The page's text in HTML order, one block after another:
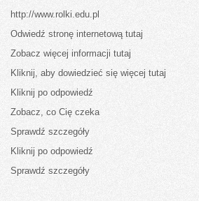
http://www.rolki.edu.pl
Odwiedź stronę internetową tutaj
Zobacz więcej informacji tutaj
Kliknij, aby dowiedzieć się więcej tutaj
Kliknij po odpowiedź
Zobacz, co Cię czeka
Sprawdź szczegóły
Kliknij po odpowiedź
Sprawdź szczegóły